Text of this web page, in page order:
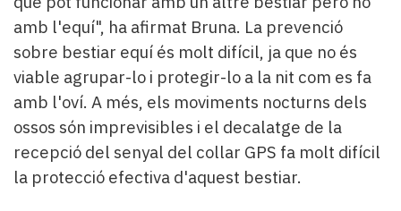
amb l'equí", ha afirmat Bruna. La prevenció
sobre bestiar equí és molt difícil, ja que no és
viable agrupar-lo i protegir-lo a la nit com es fa
amb l'oví. A més, els moviments nocturns dels
ossos són imprevisibles i el decalatge de la
recepció del senyal del collar GPS fa molt difícil
la protecció efectiva d'aquest bestiar.